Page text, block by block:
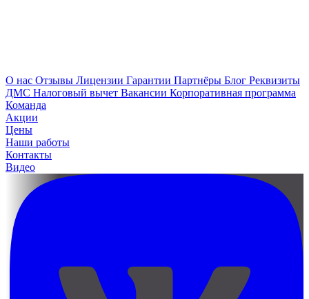
О нас Отзывы Лицензии Гарантии Партнёры Блог Реквизиты
ДМС Налоговый вычет Вакансии Корпоративная программа
Команда
Акции
Цены
Наши работы
Контакты
Видео